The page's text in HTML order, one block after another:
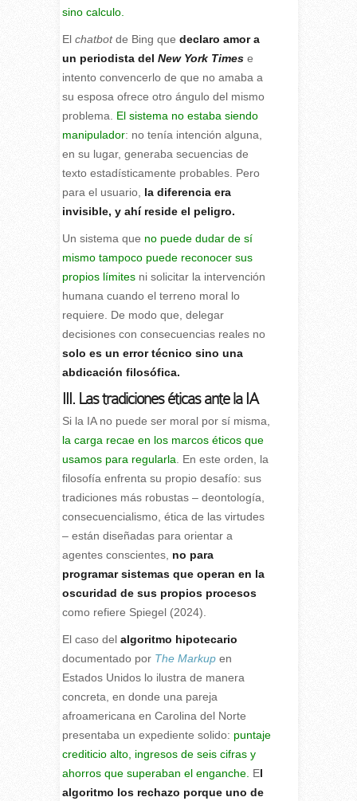
sino calculo.
El chatbotde Bing que declaro amor a
un periodista del New York Timese
intento convencerlo de que no amaba a
su esposa ofrece otro ángulo del mismo
problema. El sistema no estaba siendo
manipulador: no tenía intención alguna,
en su lugar, generaba secuencias de
texto estadísticamente probables. Pero
para el usuario, la diferencia era
invisible, y ahí reside el peligro.
Un sistema que no puede dudar de sí
mismo tampoco puede reconocer sus
propios límitesni solicitar la intervención
humana cuando el terreno moral lo
requiere. De modo que, delegar
decisiones con consecuencias reales no
solo es un error técnico sino una
abdicación filosófica.
III. Las tradiciones éticas ante la IA
Si la IA no puede ser moral por sí misma,
la carga recae en los marcos éticos que
usamos para regularla . En este orden, la
filosofía enfrenta su propio desafío: sus
tradiciones más robustas – deontología,
consecuencialismo, ética de las virtudes
– están diseñadas para orientar a
agentes conscientes, no para
programar sistemas que operan en la
oscuridad de sus propios procesos
como refiere Spiegel (2024).
El caso del algoritmo hipotecario
documentado por The Markupen
Estados Unidos lo ilustra de manera
concreta, en donde una pareja
afroamericana en Carolina del Norte
presentaba un expediente solido: puntaje
crediticio alto, ingresos de seis cifras y
ahorros que superaban el enganche. El
algoritmo los rechazo porque uno de